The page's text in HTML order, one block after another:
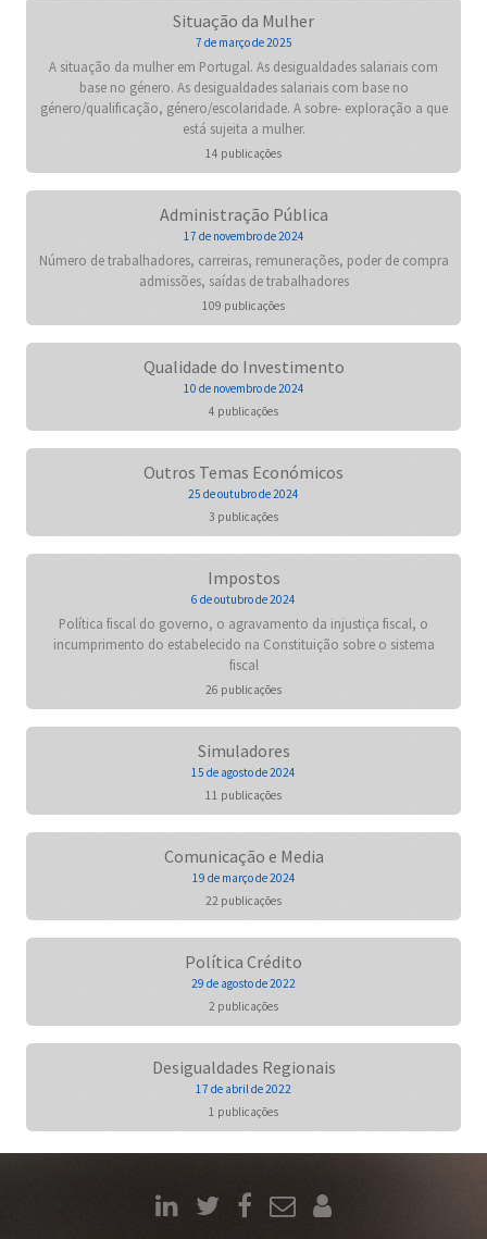
Situação da Mulher
7 de março de 2025
A situação da mulher em Portugal. As desigualdades salariais com
base no género. As desigualdades salariais com base no
género/qualificação, género/escolaridade. A sobre- exploração a que
está sujeita a mulher.
14 publicações
Administração Pública
17 de novembro de 2024
Número de trabalhadores, carreiras, remunerações, poder de compra
admissões, saídas de trabalhadores
109 publicações
Qualidade do Investimento
10 de novembro de 2024
4 publicações
Outros Temas Económicos
25 de outubro de 2024
3 publicações
Impostos
6 de outubro de 2024
Política fiscal do governo, o agravamento da injustiça fiscal, o
incumprimento do estabelecido na Constituição sobre o sistema
fiscal
26 publicações
Simuladores
15 de agosto de 2024
11 publicações
Comunicação e Media
19 de março de 2024
22 publicações
Política Crédito
29 de agosto de 2022
2 publicações
Desigualdades Regionais
17 de abril de 2022
1 publicações